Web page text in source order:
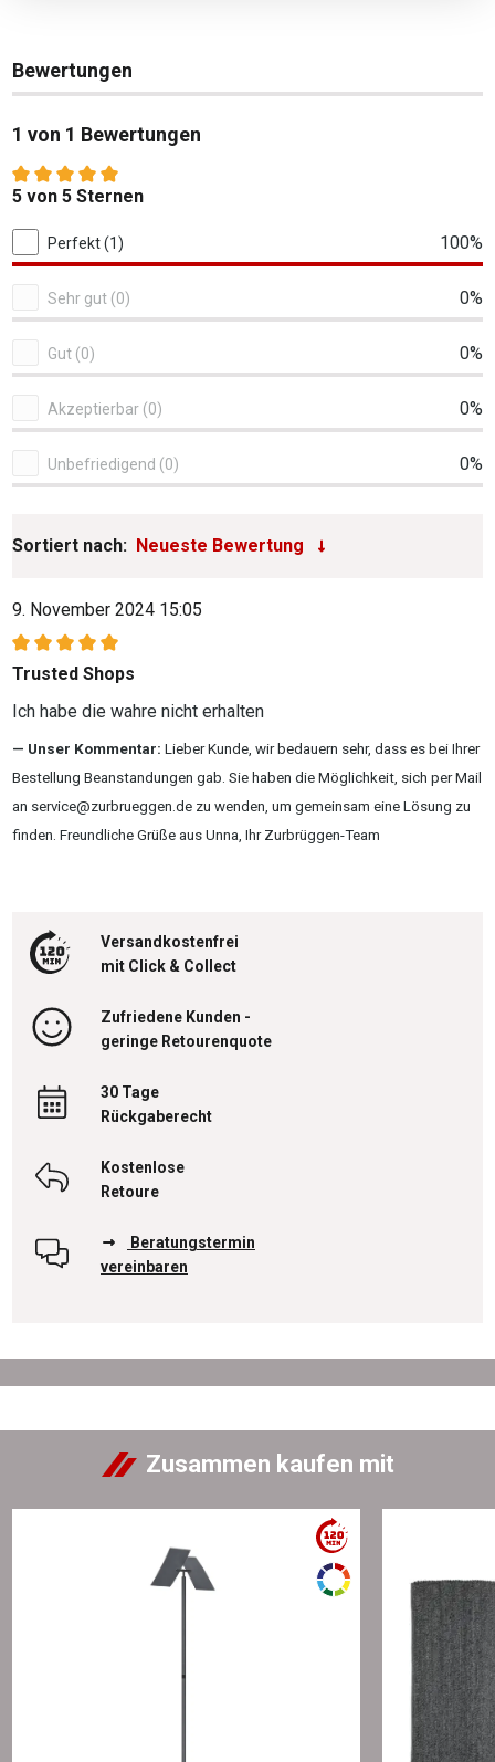
Bewertungen
1 von 1 Bewertungen
Durchschnittliche Bewertung von 5 von 5 Sternen
5 von 5 Sternen
1 von 1 Bewertungen
Perfekt (1) 100%
Sehr gut (0) 0%
Gut (0) 0%
Akzeptierbar (0) 0%
Unbefriedigend (0) 0%
Sortiert nach:
9. November 2024 15:05
Bewertung mit 5 von 5 Sternen
Trusted Shops
Ich habe die wahre nicht erhalten
Unser Kommentar: Lieber Kunde, wir bedauern sehr, dass es bei Ihrer
Bestellung Beanstandungen gab. Sie haben die Möglichkeit, sich per Mail
an service@zurbrueggen.de zu wenden, um gemeinsam eine Lösung zu
finden. Freundliche Grüße aus Unna, Ihr Zurbrüggen-Team
Versandkostenfrei
mit Click & Collect
Zufriedene Kunden -
geringe Retourenquote
30 Tage
Rückgaberecht
Kostenlose
Retoure
Beratungstermin
vereinbaren
Zusammen kaufen mit